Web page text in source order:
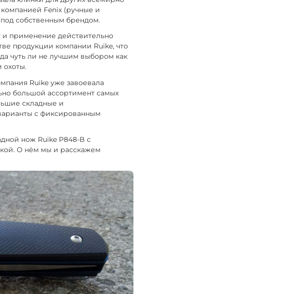
компанией Fenix (ручные и
собственным брендом.
и применение действительно
продукции компании Ruike, что
чуть ли не лучшим выбором как
охоты.
Ruike уже завоевала
большой ассортимент самых
складные и
с фиксированным
нож Ruike P848-B с
О нём мы и расскажем